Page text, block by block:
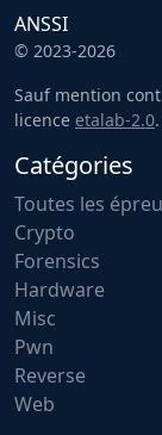
ANSSI
© 2023-2026
Sauf mention
licence etalab-2.0.
Catégories
Toutes les
Crypto
Forensics
Hardware
Misc
Pwn
Reverse
Web